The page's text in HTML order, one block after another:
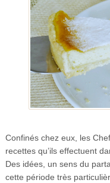
Confinés chez eux, les
recettes qu’ils effectuent
Des idées, un sens du
cette période très